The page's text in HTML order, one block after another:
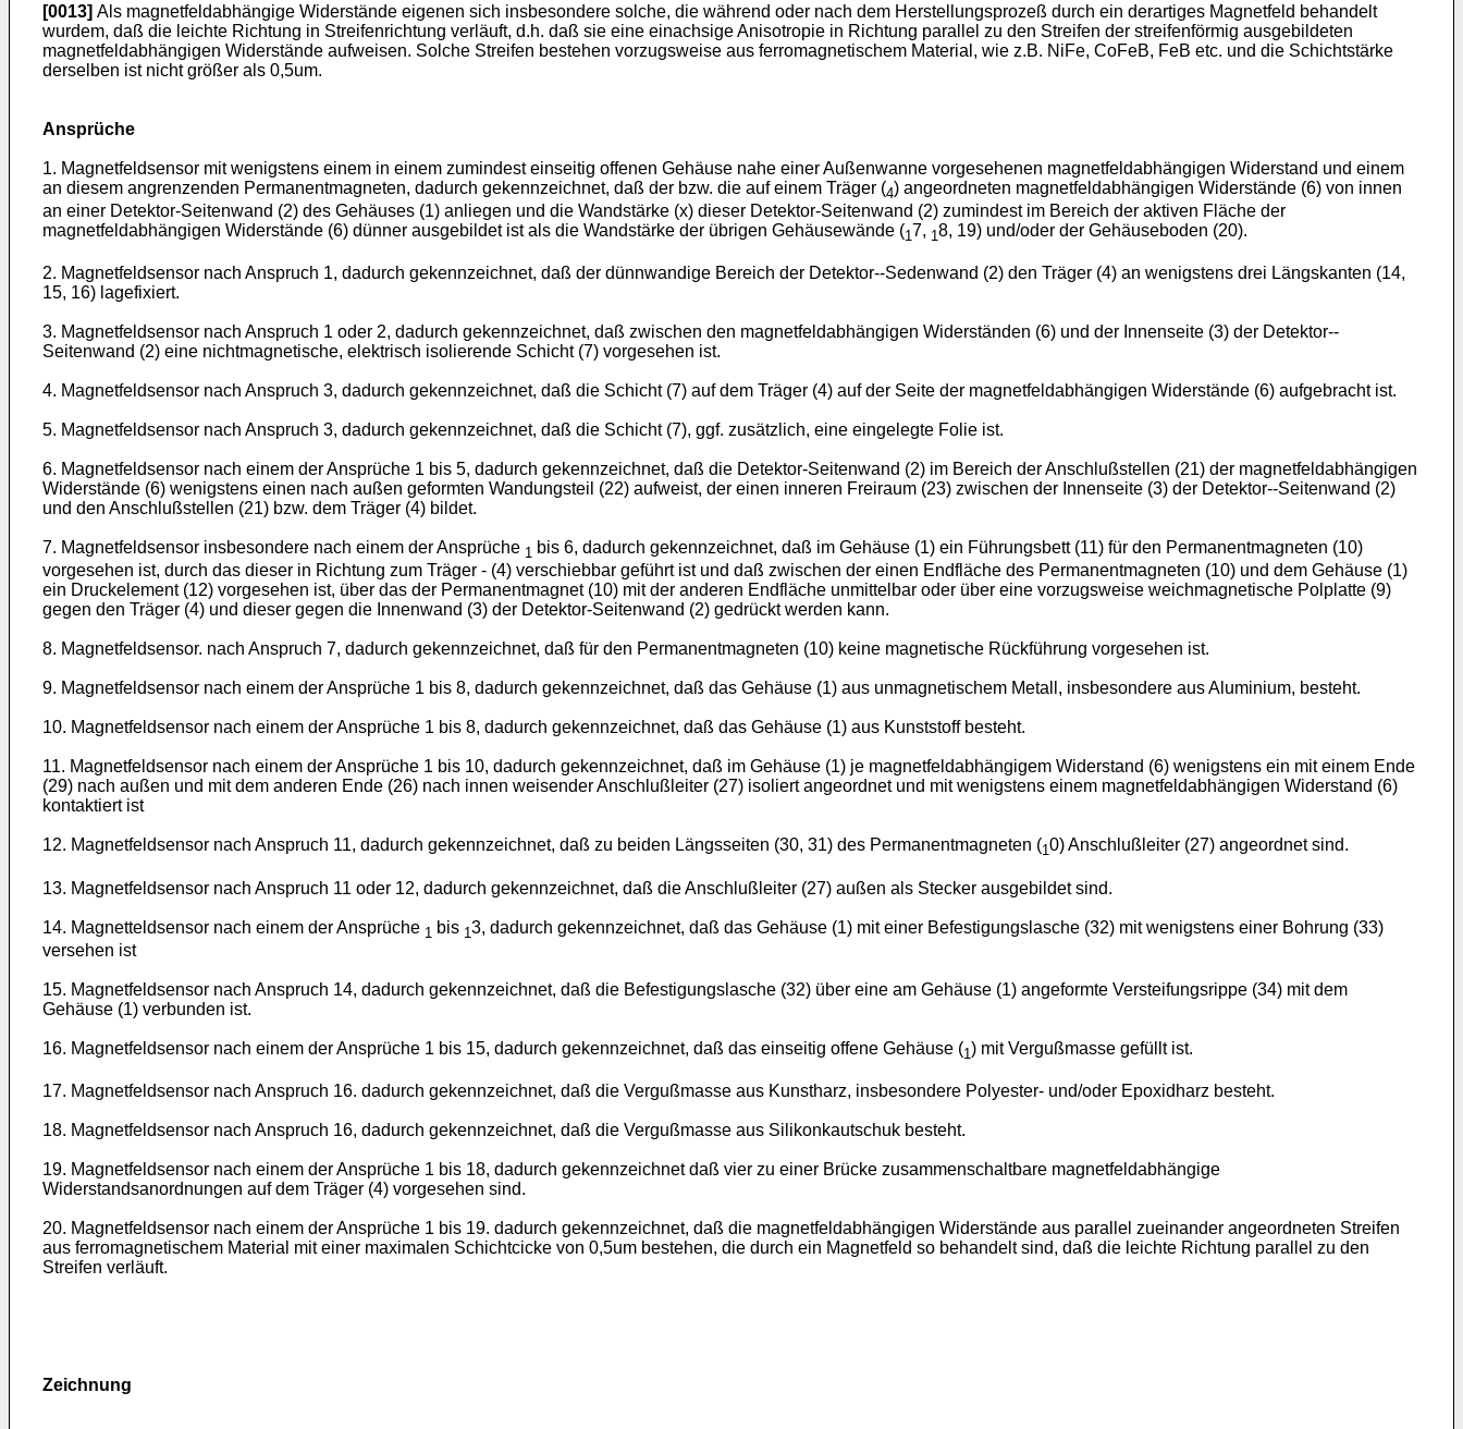
[0013] Als magnetfeldabhängige Widerstände eigenen sich insbesondere solche, die während oder nach dem Herstellungsprozeß durch ein derartiges Magnetfeld behandelt
wurdem, daß die leichte Richtung in Streifenrichtung verläuft, d.h. daß sie eine einachsige Anisotropie in Richtung parallel zu den Streifen der streifenförmig ausgebildeten
magnetfeldabhängigen Widerstände aufweisen. Solche Streifen bestehen vorzugsweise aus ferromagnetischem Material, wie z.B. NiFe, CoFeB, FeB etc. und die Schichtstärke
derselben ist nicht größer als 0,5um.
Ansprüche
1. Magnetfeldsensor mit wenigstens einem in einem zumindest einseitig offenen Gehäuse nahe einer Außenwanne vorgesehenen magnetfeldabhängigen Widerstand und einem
an diesem angrenzenden Permanentmagneten, dadurch gekennzeichnet, daß der bzw. die auf einem Träger (4) angeordneten magnetfeldabhängigen Widerstände (6) von innen
an einer Detektor-Seitenwand (2) des Gehäuses (1) anliegen und die Wandstärke (x) dieser Detektor-Seitenwand (2) zumindest im Bereich der aktiven Fläche der
magnetfeldabhängigen Widerstände (6) dünner ausgebildet ist als die Wandstärke der übrigen Gehäusewände (17, 18, 19) und/oder der Gehäuseboden (20).
2. Magnetfeldsensor nach Anspruch 1, dadurch gekennzeichnet, daß der dünnwandige Bereich der Detektor--Sedenwand (2) den Träger (4) an wenigstens drei Längskanten (14,
15, 16) lagefixiert.
3. Magnetfeldsensor nach Anspruch 1 oder 2, dadurch gekennzeichnet, daß zwischen den magnetfeldabhängigen Widerständen (6) und der Innenseite (3) der Detektor--
Seitenwand (2) eine nichtmagnetische, elektrisch isolierende Schicht (7) vorgesehen ist.
4. Magnetfeldsensor nach Anspruch 3, dadurch gekennzeichnet, daß die Schicht (7) auf dem Träger (4) auf der Seite der magnetfeldabhängigen Widerstände (6) aufgebracht ist.
5. Magnetfeldsensor nach Anspruch 3, dadurch gekennzeichnet, daß die Schicht (7), ggf. zusätzlich, eine eingelegte Folie ist.
6. Magnetfeldsensor nach einem der Ansprüche 1 bis 5, dadurch gekennzeichnet, daß die Detektor-Seitenwand (2) im Bereich der Anschlußstellen (21) der magnetfeldabhängigen
Widerstände (6) wenigstens einen nach außen geformten Wandungsteil (22) aufweist, der einen inneren Freiraum (23) zwischen der Innenseite (3) der Detektor--Seitenwand (2)
und den Anschlußstellen (21) bzw. dem Träger (4) bildet.
7. Magnetfeldsensor insbesondere nach einem der Ansprüche 1 bis 6, dadurch gekennzeichnet, daß im Gehäuse (1) ein Führungsbett (11) für den Permanentmagneten (10)
vorgesehen ist, durch das dieser in Richtung zum Träger - (4) verschiebbar geführt ist und daß zwischen der einen Endfläche des Permanentmagneten (10) und dem Gehäuse (1)
ein Druckelement (12) vorgesehen ist, über das der Permanentmagnet (10) mit der anderen Endfläche unmittelbar oder über eine vorzugsweise weichmagnetische Polplatte (9)
gegen den Träger (4) und dieser gegen die Innenwand (3) der Detektor-Seitenwand (2) gedrückt werden kann.
8. Magnetfeldsensor. nach Anspruch 7, dadurch gekennzeichnet, daß für den Permanentmagneten (10) keine magnetische Rückführung vorgesehen ist.
9. Magnetfeldsensor nach einem der Ansprüche 1 bis 8, dadurch gekennzeichnet, daß das Gehäuse (1) aus unmagnetischem Metall, insbesondere aus Aluminium, besteht.
10. Magnetfeldsensor nach einem der Ansprüche 1 bis 8, dadurch gekennzeichnet, daß das Gehäuse (1) aus Kunststoff besteht.
11. Magnetfeldsensor nach einem der Ansprüche 1 bis 10, dadurch gekennzeichnet, daß im Gehäuse (1) je magnetfeldabhängigem Widerstand (6) wenigstens ein mit einem Ende
(29) nach außen und mit dem anderen Ende (26) nach innen weisender Anschlußleiter (27) isoliert angeordnet und mit wenigstens einem magnetfeldabhängigen Widerstand (6)
kontaktiert ist
12. Magnetfeldsensor nach Anspruch 11, dadurch gekennzeichnet, daß zu beiden Längsseiten (30, 31) des Permanentmagneten (10) Anschlußleiter (27) angeordnet sind.
13. Magnetfeldsensor nach Anspruch 11 oder 12, dadurch gekennzeichnet, daß die Anschlußleiter (27) außen als Stecker ausgebildet sind.
14. Magnetteldsensor nach einem der Ansprüche 1 bis 13, dadurch gekennzeichnet, daß das Gehäuse (1) mit einer Befestigungslasche (32) mit wenigstens einer Bohrung (33)
versehen ist
15. Magnetfeldsensor nach Anspruch 14, dadurch gekennzeichnet, daß die Befestigungslasche (32) über eine am Gehäuse (1) angeformte Versteifungsrippe (34) mit dem
Gehäuse (1) verbunden ist.
16. Magnetfeldsensor nach einem der Ansprüche 1 bis 15, dadurch gekennzeichnet, daß das einseitig offene Gehäuse (1 ) mit Vergußmasse gefüllt ist.
17. Magnetfeldsensor nach Anspruch 16. dadurch gekennzeichnet, daß die Vergußmasse aus Kunstharz, insbesondere Polyester- und/oder Epoxidharz besteht.
18. Magnetfeldsensor nach Anspruch 16, dadurch gekennzeichnet, daß die Vergußmasse aus Silikonkautschuk besteht.
19. Magnetfeldsensor nach einem der Ansprüche 1 bis 18, dadurch gekennzeichnet daß vier zu einer Brücke zusammenschaltbare magnetfeldabhängige
Widerstandsanordnungen auf dem Träger (4) vorgesehen sind.
20. Magnetfeldsensor nach einem der Ansprüche 1 bis 19. dadurch gekennzeichnet, daß die magnetfeldabhängigen Widerstände aus parallel zueinander angeordneten Streifen
aus ferromagnetischem Material mit einer maximalen Schichtcicke von 0,5um bestehen, die durch ein Magnetfeld so behandelt sind, daß die leichte Richtung parallel zu den
Streifen verläuft.
Zeichnung